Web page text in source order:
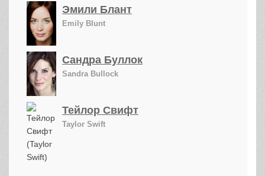
Эмили Блант
Emily Blunt
Сандра Буллок
Sandra Bullock
Тейлор Свифт
Taylor Swift